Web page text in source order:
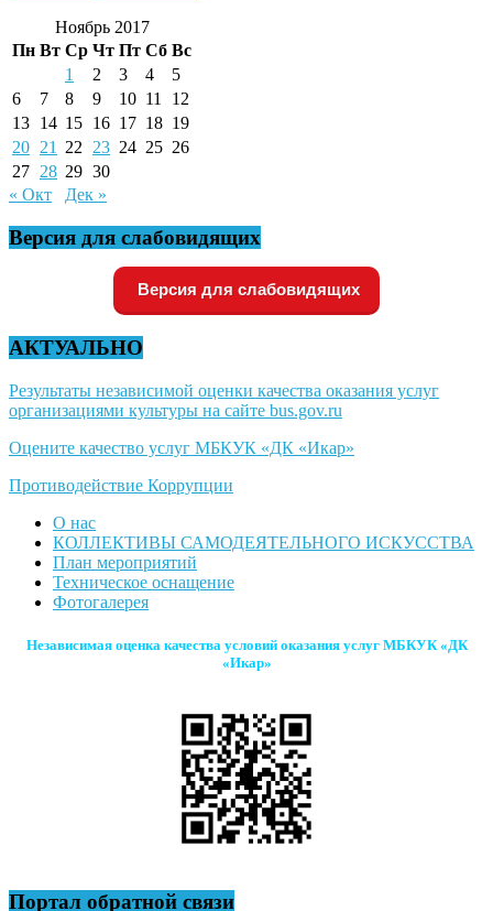
Ноябрь 2017
Пн Вт Ср Чт Пт Сб Вс
1
2 3 4
5
6
7 8 9 10 11
12
13 14 15 16 17 18 19
20 21 22 23 24 25 26
27 28 29 30
« Окт
Дек »
Версия для слабовидящих
Версия для слабовидящих
АКТУАЛЬНО
Результаты независимой оценки качества оказания услуг
организациями культуры на сайте bus.gov.ru
Оцените качество услуг МБКУК «ДК «Икар»
Противодействие Коррупции
О нас
КОЛЛЕКТИВЫ САМОДЕЯТЕЛЬНОГО ИСКУССТВА
План мероприятий
Техническое оснащение
Фотогалерея
Независимая оценка качества условий оказания услуг МБКУК «ДК
«Икар»
Портал обратной связи